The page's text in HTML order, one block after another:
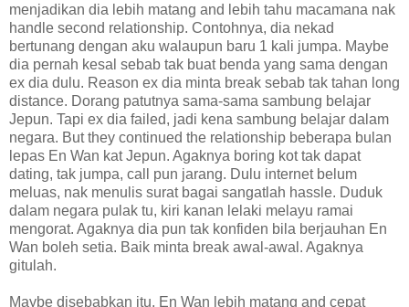
menjadikan dia lebih matang and lebih tahu macamana nak
handle second relationship. Contohnya, dia nekad
bertunang dengan aku walaupun baru 1 kali jumpa. Maybe
dia pernah kesal sebab tak buat benda yang sama dengan
ex dia dulu. Reason ex dia minta break sebab tak tahan long
distance. Dorang patutnya sama-sama sambung belajar
Jepun. Tapi ex dia failed, jadi kena sambung belajar dalam
negara. But they continued the relationship beberapa bulan
lepas En Wan kat Jepun. Agaknya boring kot tak dapat
dating, tak jumpa, call pun jarang. Dulu internet belum
meluas, nak menulis surat bagai sangatlah hassle. Duduk
dalam negara pulak tu, kiri kanan lelaki melayu ramai
mengorat. Agaknya dia pun tak konfiden bila berjauhan En
Wan boleh setia. Baik minta break awal-awal. Agaknya
gitulah.
Maybe disebabkan itu, En Wan lebih matang and cepat